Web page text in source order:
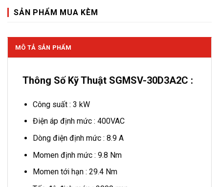
SẢN PHẨM MUA KÈM
MÔ TẢ SẢN PHẨM
Thông Số Kỹ Thuật SGMSV-30D3A2C :
Công suất : 3 kW
Điện áp định mức : 400VAC
Dòng điện định mức : 8.9 A
Momen định mức : 9.8 Nm
Momen tới hạn : 29.4 Nm